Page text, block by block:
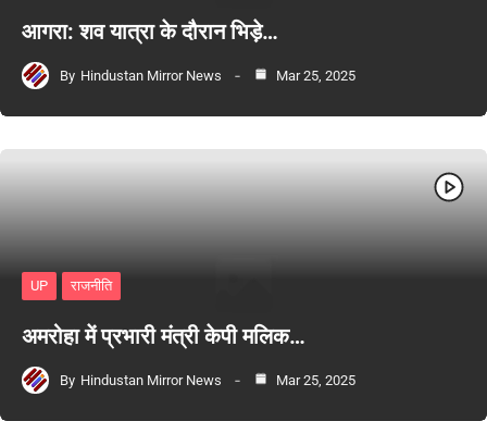
आगरा: शव यात्रा के दौरान भिड़े…
By Hindustan Mirror News Mar 25, 2025
UP राजनीति
अमरोहा में प्रभारी मंत्री केपी मलिक…
By Hindustan Mirror News Mar 25, 2025